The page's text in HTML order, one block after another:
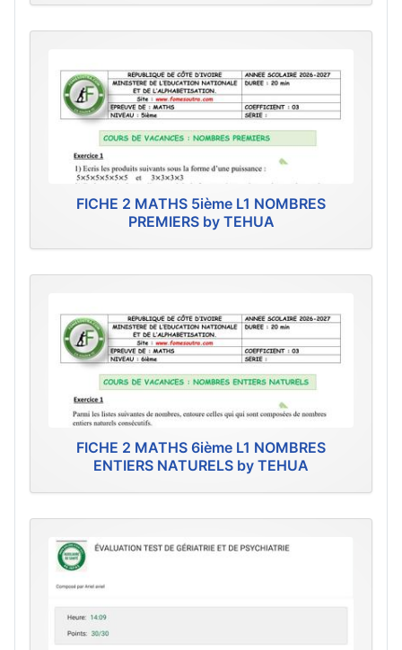
FICHE 2 MATHS 5ième L1 NOMBRES
PREMIERS by TEHUA
FICHE 2 MATHS 6ième L1 NOMBRES
ENTIERS NATURELS by TEHUA